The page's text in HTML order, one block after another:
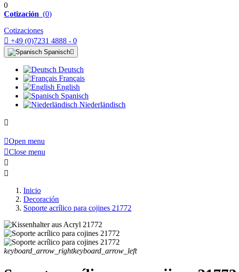
0
Cotización (0)
Cotizaciones
 +49 (0)7231 4888 - 0
Spanisch
Deutsch
Français
English
Spanisch
Niederländisch

Open menu
Close menu


Inicio
Decoración
Soporte acrílico para cojines 21772
keyboard_arrow_rightkeyboard_arrow_left